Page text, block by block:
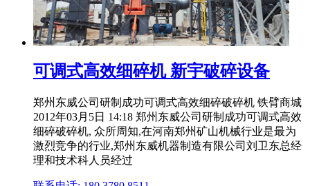
可调式高效细碎机 新宇破碎设备
郑州东威公司研制成功可调式高效细碎破碎机 铁臂商城
2012年03月5日 14:18 郑州东威公司研制成功可调式高效
细碎破碎机, 众所周知,在河南郑州矿山机械行业是最为
激烈竞争的行业,郑州东威机器制造有限公司刘卫东总经
理和技术科人员经过